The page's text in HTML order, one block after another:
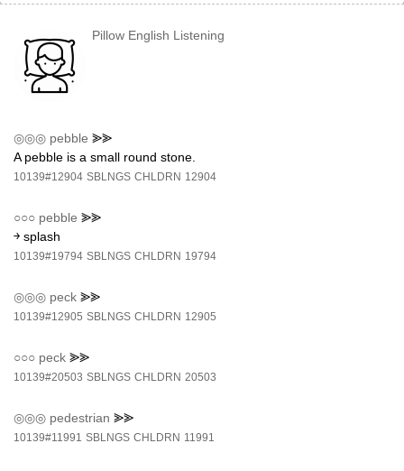
Pillow English Listening
◎◎◎ pebble ⪢⪢
A pebble is a small round stone.
10139#12904 SBLNGS CHLDRN 12904
○○○ pebble ⪢⪢
￫ splash
10139#19794 SBLNGS CHLDRN 19794
◎◎◎ peck ⪢⪢
10139#12905 SBLNGS CHLDRN 12905
○○○ peck ⪢⪢
10139#20503 SBLNGS CHLDRN 20503
◎◎◎ pedestrian ⪢⪢
10139#11991 SBLNGS CHLDRN 11991